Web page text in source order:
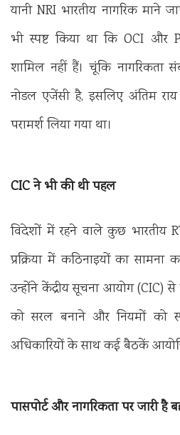
यानी NRI भारतीय नागरिक माने
भी स्पष्ट किया था कि OCI और
शामिल नहीं हैं। चूंकि नागरिकता
नोडल एजेंसी है, इसलिए अंतिम
परामर्श लिया गया था।
CIC ने भी की थी पहल
विदेशों में रहने वाले कुछ भारतीय
प्रक्रिया में कठिनाइयों का सामना
उन्होंने केंद्रीय सूचना आयोग (CIC) से
को सरल बनाने और नियमों को
अधिकारियों के साथ कई बैठकें
पासपोर्ट और नागरिकता पर जारी है